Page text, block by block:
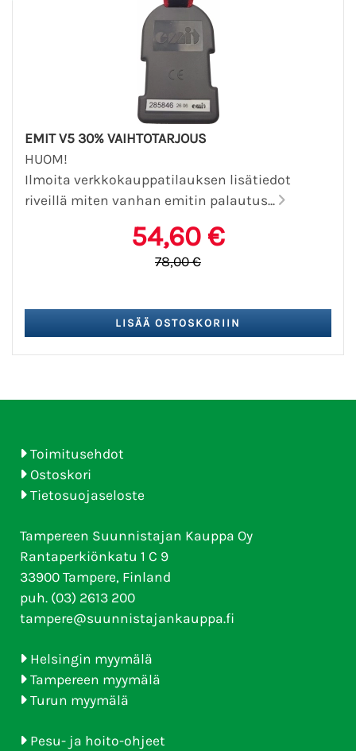
EMIT V5 30% VAIHTOTARJOUS
HUOM!
Ilmoita verkkokauppatilauksen lisätiedot
riveillä miten vanhan emitin palautus...
54,60 €
78,00 €
Toimitusehdot
Ostoskori
Tietosuojaseloste
Tampereen Suunnistajan Kauppa Oy
Rantaperkiönkatu 1 C 9
33900 Tampere, Finland
puh. (03) 2613 200
tampere@suunnistajankauppa.fi
Helsingin myymälä
Tampereen myymälä
Turun myymälä
Pesu- ja hoito-ohjeet